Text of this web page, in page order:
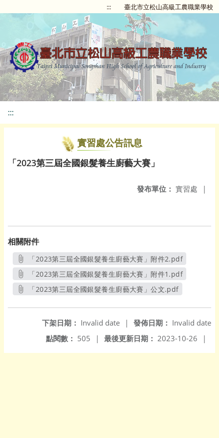
::: 臺北市立松山高級工農職業學校
:::
實習處公告訊息
「2023第三屆全國銀髮養生廚藝大賽」
發布單位： 實習處 |
相關附件
「2023第三屆全國銀髮養生廚藝大賽」附件2.pdf
另開新視窗
「2023第三屆全國銀髮養生廚藝大賽」附件1.pdf
另開新視窗
「2023第三屆全國銀髮養生廚藝大賽」公文.pdf
發佈日期： Invalid date
下架日期： Invalid date
|
最後更新日期： 2023-10-26 |
點閱數： 505 |